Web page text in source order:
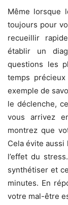
Même lorsque
toujours pour
recueillir
établir un
questions les
temps
exemple de
le déclenche,
vous arrivez
montrez que
Cela évite
l’effet du
synthétiser et
minutes. En
votre mal-être